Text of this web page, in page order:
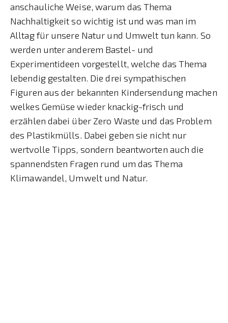
anschauliche Weise, warum das Thema
Nachhaltigkeit so wichtig ist und was man im
Alltag für unsere Natur und Umwelt tun kann. So
werden unter anderem Bastel- und
Experimentideen vorgestellt, welche das Thema
lebendig gestalten. Die drei sympathischen
Figuren aus der bekannten Kindersendung machen
welkes Gemüse wieder knackig-frisch und
erzählen dabei über Zero Waste und das Problem
des Plastikmülls. Dabei geben sie nicht nur
wertvolle Tipps, sondern beantworten auch die
spannendsten Fragen rund um das Thema
Klimawandel, Umwelt und Natur.